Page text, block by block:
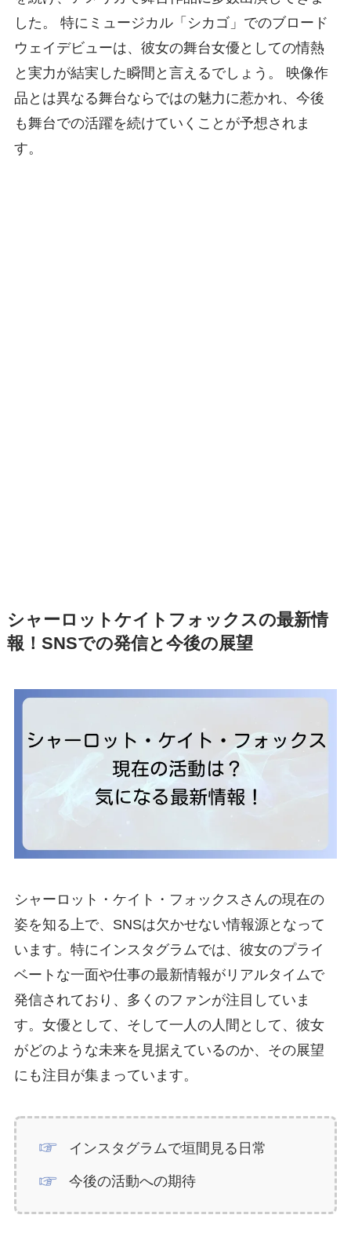
した。 特にミュージカル「シカゴ」でのブロード
ウェイデビューは、彼女の舞台女優としての情熱
と実力が結実した瞬間と言えるでしょう。 映像作
品とは異なる舞台ならではの魅力に惹かれ、今後
も舞台での活躍を続けていくことが予想されま
す。
シャーロットケイトフォックスの最新情
報！SNSでの発信と今後の展望
シャーロット・ケイト・フォックスさんの現在の
姿を知る上で、SNSは欠かせない情報源となって
います。特にインスタグラムでは、彼女のプライ
ベートな一面や仕事の最新情報がリアルタイムで
発信されており、多くのファンが注目していま
す。女優として、そして一人の人間として、彼女
がどのような未来を見据えているのか、その展望
にも注目が集まっています。
インスタグラムで垣間見る日常
今後の活動への期待